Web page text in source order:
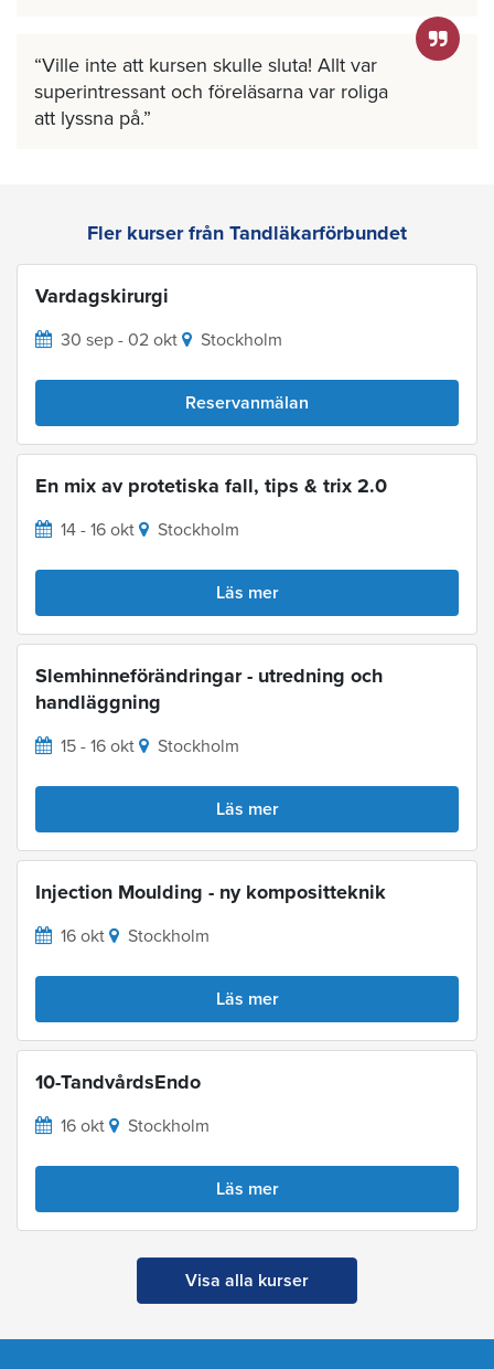
Ville inte att kursen skulle sluta! Allt var
superintressant och föreläsarna var roliga
att lyssna på.
Fler kurser från Tandläkarförbundet
Vardagskirurgi
30 sep - 02 okt Stockholm
Reservanmälan
En mix av protetiska fall, tips & trix 2.0
14 - 16 okt Stockholm
Läs mer
Slemhinneförändringar - utredning och
handläggning
15 - 16 okt Stockholm
Läs mer
Injection Moulding - ny kompositteknik
16 okt Stockholm
Läs mer
10-TandvårdsEndo
16 okt Stockholm
Läs mer
Visa alla kurser